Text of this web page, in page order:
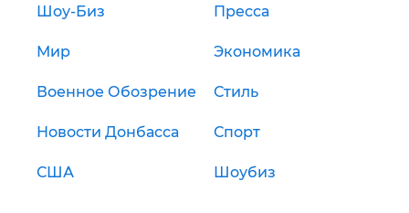
Шоу-Биз Пресса
Мир Экономика
Военное Обозрение Стиль
Новости Донбасса Спорт
США Шоубиз